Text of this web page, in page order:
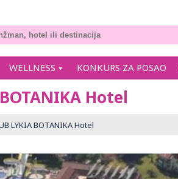
WELLNESS KONKURS ZA POSAO
Hotel
LYKIA BOTANIKA Hotel